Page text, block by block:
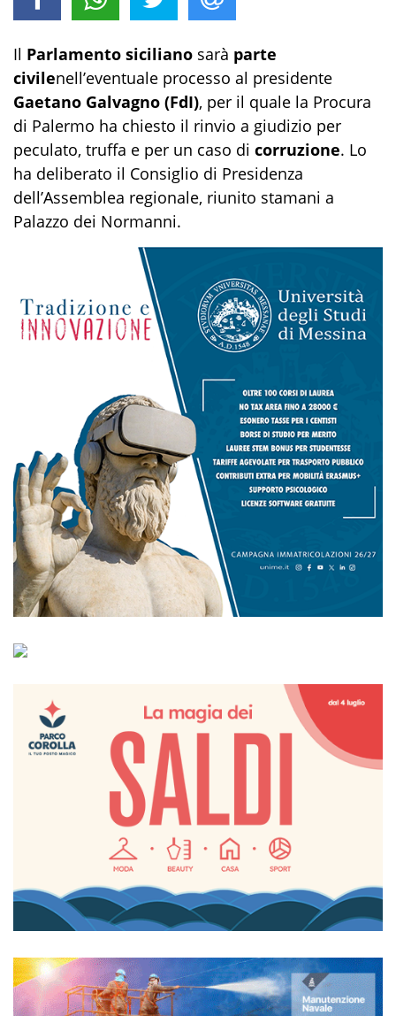
Il Parlamento siciliano sarà parte
civilenell’eventuale processo al presidente
Gaetano Galvagno (FdI), per il quale la Procura
di Palermo ha chiesto il rinvio a giudizio per
peculato, truffa e per un caso di corruzione. Lo
ha deliberato il Consiglio di Presidenza
dell’Assemblea regionale, riunito stamani a
Palazzo dei Normanni.